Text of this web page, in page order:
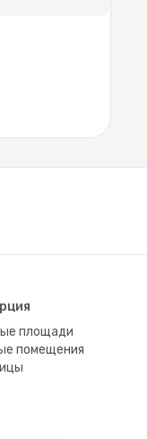
площади
помещения